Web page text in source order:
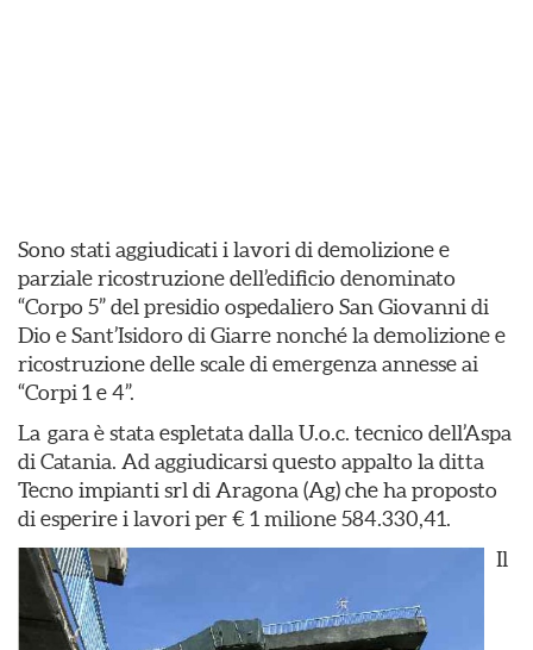
Sono stati aggiudicati i lavori di demolizione e
parziale ricostruzione dell’edificio denominato
“Corpo 5” del presidio ospedaliero San Giovanni di
Dio e Sant’Isidoro di Giarre nonché la demolizione e
ricostruzione delle scale di emergenza annesse ai
“Corpi 1 e 4”.
La gara è stata espletata dalla U.o.c. tecnico dell’Aspa
di Catania. Ad aggiudicarsi questo appalto la ditta
Tecno impianti srl di Aragona (Ag) che ha proposto
di esperire i lavori per € 1 milione 584.330,41.
Il